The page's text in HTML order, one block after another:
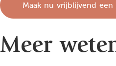
Maak nu vrijblijvend een
Meer